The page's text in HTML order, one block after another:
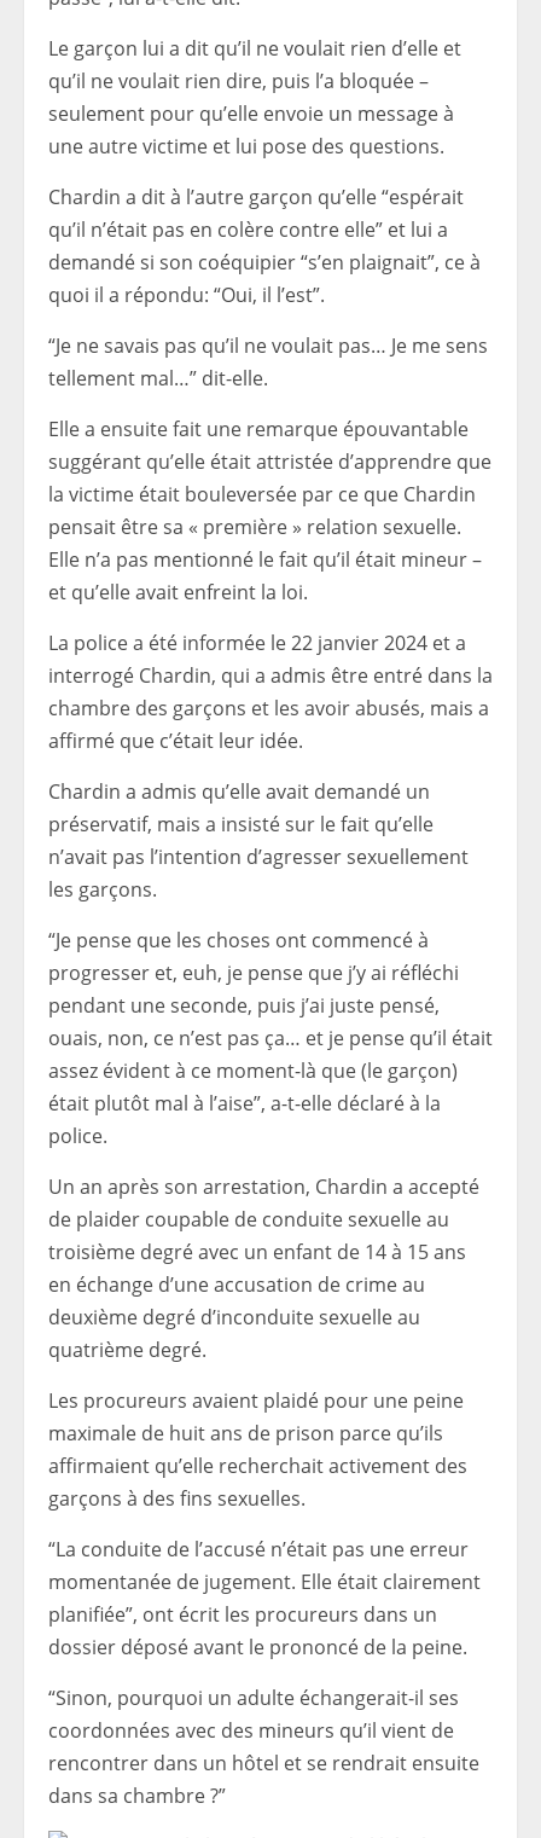
Le garçon lui a dit qu’il ne voulait rien d’elle et
qu’il ne voulait rien dire, puis l’a bloquée –
seulement pour qu’elle envoie un message à
une autre victime et lui pose des questions.
Chardin a dit à l’autre garçon qu’elle “espérait
qu’il n’était pas en colère contre elle” et lui a
demandé si son coéquipier “s’en plaignait”, ce à
quoi il a répondu: “Oui, il l’est”.
“Je ne savais pas qu’il ne voulait pas… Je me sens
tellement mal…” dit-elle.
Elle a ensuite fait une remarque épouvantable
suggérant qu’elle était attristée d’apprendre que
la victime était bouleversée par ce que Chardin
pensait être sa « première » relation sexuelle.
Elle n’a pas mentionné le fait qu’il était mineur –
et qu’elle avait enfreint la loi.
La police a été informée le 22 janvier 2024 et a
interrogé Chardin, qui a admis être entré dans la
chambre des garçons et les avoir abusés, mais a
affirmé que c’était leur idée.
Chardin a admis qu’elle avait demandé un
préservatif, mais a insisté sur le fait qu’elle
n’avait pas l’intention d’agresser sexuellement
les garçons.
“Je pense que les choses ont commencé à
progresser et, euh, je pense que j’y ai réfléchi
pendant une seconde, puis j’ai juste pensé,
ouais, non, ce n’est pas ça… et je pense qu’il était
assez évident à ce moment-là que (le garçon)
était plutôt mal à l’aise”, a-t-elle déclaré à la
police.
Un an après son arrestation, Chardin a accepté
de plaider coupable de conduite sexuelle au
troisième degré avec un enfant de 14 à 15 ans
en échange d’une accusation de crime au
deuxième degré d’inconduite sexuelle au
quatrième degré.
Les procureurs avaient plaidé pour une peine
maximale de huit ans de prison parce qu’ils
affirmaient qu’elle recherchait activement des
garçons à des fins sexuelles.
“La conduite de l’accusé n’était pas une erreur
momentanée de jugement. Elle était clairement
planifiée”, ont écrit les procureurs dans un
dossier déposé avant le prononcé de la peine.
“Sinon, pourquoi un adulte échangerait-il ses
coordonnées avec des mineurs qu’il vient de
rencontrer dans un hôtel et se rendrait ensuite
dans sa chambre ?”